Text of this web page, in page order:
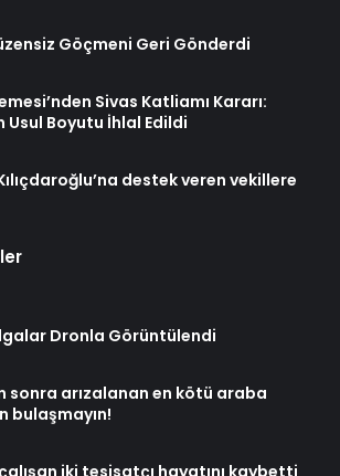
Göçmeni Geri Gönderdi
Sivas Katliamı Kararı:
Usul Boyutu İhlal Edildi
destek veren vekillere
Dronla Görüntülendi
sonra arızalanan en kötü araba
bulaşmayın!